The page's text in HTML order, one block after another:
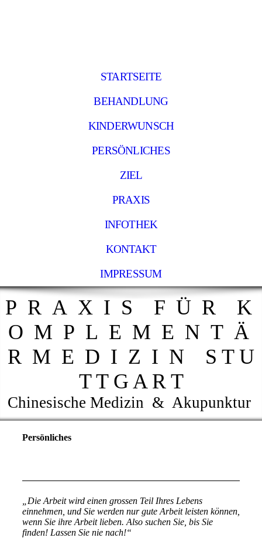
STARTSEITE
BEHANDLUNG
KINDERWUNSCH
PERSÖNLICHES
ZIEL
PRAXIS
INFOTHEK
KONTAKT
IMPRESSUM
P R A X I S F Ü R K
O M P L E M E N T Ä
R M E D I Z I N S T U
T T G A R T
Chinesische Medizin & Akupunktur
Persönliches
„Die Arbeit wird einen grossen Teil Ihres Lebens
einnehmen, und Sie werden nur gute Arbeit leisten können,
wenn Sie ihre Arbeit lieben. Also suchen Sie, bis Sie
finden! Lassen Sie nie nach!“